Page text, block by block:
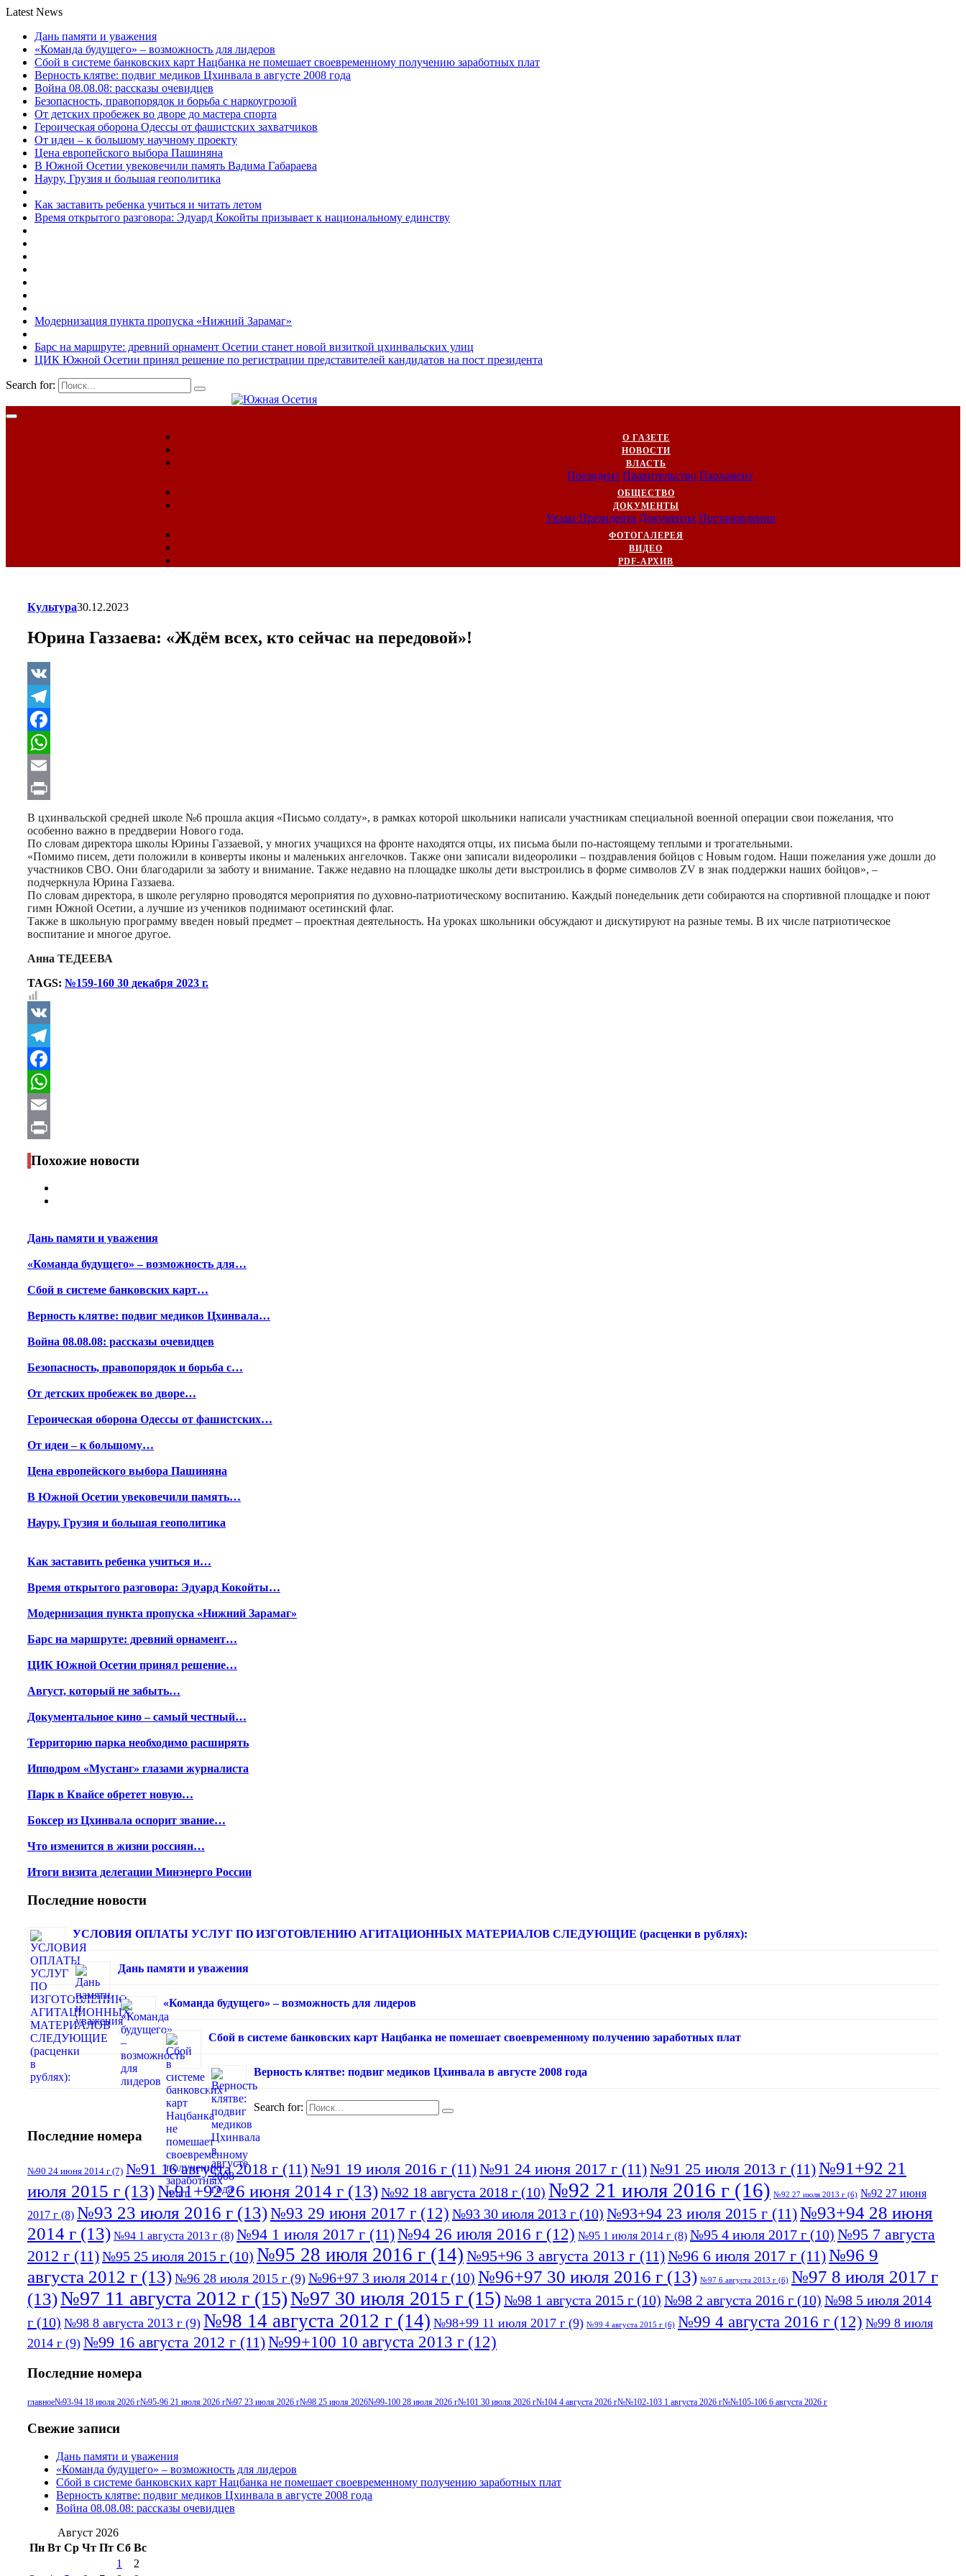
Latest News
Дань памяти и уважения
«Команда будущего» – возможность для лидеров
Сбой в системе банковских карт Нацбанка не помешает своевременному получению заработных плат
Верность клятве: подвиг медиков Цхинвала в августе 2008 года
Война 08.08.08: рассказы очевидцев
Безопасность, правопорядок и борьба с наркоугрозой
От детских пробежек во дворе до мастера спорта
Героическая оборона Одессы от фашистских захватчиков
От идеи – к большому научному проекту
Цена европейского выбора Пашиняна
В Южной Осетии увековечили память Вадима Габараева
Науру, Грузия и большая геополитика
Как заставить ребенка учиться и читать летом
Время открытого разговора: Эдуард Кокойты призывает к национальному единству
Модернизация пункта пропуска «Нижний Зарамаг»
Барс на маршруте: древний орнамент Осетии станет новой визиткой цхинвальских улиц
ЦИК Южной Осетии принял решение по регистрации представителей кандидатов на пост президента
Search for:
О ГАЗЕТЕ
НОВОСТИ
ВЛАСТЬ
Президент Правительство Парламент
ОБЩЕСТВО
ДОКУМЕНТЫ
Указы Президента Документы Постановления
ФОТОГАЛЕРЕЯ
ВИДЕО
PDF-АРХИВ
Культура30.12.2023
Юрина Газзаева: «Ждём всех, кто сейчас на передовой»!
VK
Telegram
Facebook
WhatsApp
Email
Print
В цхинвальской средней школе №6 прошла акция «Письмо солдату», в рамках которой школьники написали участникам специальной военной операции свои пожелания, что
особенно важно в преддверии Нового года.
По словам директора школы Юрины Газзаевой, у многих учащихся на фронте находятся отцы, их письма были по-настоящему теплыми и трогательными.
«Помимо писем, дети положили в конверты иконы и маленьких ангелочков. Также они записали видеоролики – поздравления бойцов с Новым годом. Наши пожелания уже дошли до
участников СВО. Они благодарили за заботу и внимание. Также недавно на площадке школы дети выстроились в форме символов ZV в знак поддержки наших бойцов», –
подчеркнула Юрина Газзаева.
По словам директора, в школе регулярно проводятся мероприятия по духовно-патриотическому воспитанию. Каждый понедельник дети собираются на спортивной площадке и поют
гимн Южной Осетии, а лучшие из учеников поднимают осетинский флаг.
Также в школьную программу введен новый предмет – проектная деятельность. На уроках школьники обсуждают и дискутируют на разные темы. В их числе патриотическое
воспитание и многое другое.
Анна ТЕДЕЕВА
TAGS: №159-160 30 декабря 2023 г.
VK
Telegram
Facebook
WhatsApp
Email
Print
Похожие новости
Дань памяти и уважения
«Команда будущего» – возможность для…
Сбой в системе банковских карт…
Верность клятве: подвиг медиков Цхинвала…
Война 08.08.08: рассказы очевидцев
Безопасность, правопорядок и борьба с…
От детских пробежек во дворе…
Героическая оборона Одессы от фашистских…
От идеи – к большому…
Цена европейского выбора Пашиняна
В Южной Осетии увековечили память…
Науру, Грузия и большая геополитика
Как заставить ребенка учиться и…
Время открытого разговора: Эдуард Кокойты…
Модернизация пункта пропуска «Нижний Зарамаг»
Барс на маршруте: древний орнамент…
ЦИК Южной Осетии принял решение…
Август, который не забыть…
Документальное кино – самый честный…
Территорию парка необходимо расширять
Ипподром «Мустанг» глазами журналиста
Парк в Квайсе обретет новую…
Боксер из Цхинвала оспорит звание…
Что изменится в жизни россиян…
Итоги визита делегации Минэнерго России
Последние новости
УСЛОВИЯ ОПЛАТЫ УСЛУГ ПО ИЗГОТОВЛЕНИЮ АГИТАЦИОННЫХ МАТЕРИАЛОВ СЛЕДУЮЩИЕ (расценки в рублях):
Дань памяти и уважения
«Команда будущего» – возможность для лидеров
Сбой в системе банковских карт Нацбанка не помешает своевременному получению заработных плат
Верность клятве: подвиг медиков Цхинвала в августе 2008 года
Search for:
Последние номера
№90 24 июня 2014 г (7) №91 16 августа 2018 г (11)№91 19 июля 2016 г (11)№91 24 июня 2017 г (11)№91 25 июля 2013 г (11)№91+92 21
июля 2015 г (13)№91+92 26 июня 2014 г (13)№92 18 августа 2018 г (10) №92 21 июля 2016 г (16) №92 27 июля 2013 г (6) №92 27 июня
2017 г (8) №93 23 июля 2016 г (13)№93 29 июня 2017 г (12) №93 30 июля 2013 г (10) №93+94 23 июля 2015 г (11)№93+94 28 июня
2014 г (13) №94 1 августа 2013 г (8) №94 1 июля 2017 г (11)№94 26 июля 2016 г (12) №95 1 июля 2014 г (8) №95 4 июля 2017 г (10) №95 7 августа
2012 г (11)№95 25 июля 2015 г (10) №95 28 июля 2016 г (14) №95+96 3 августа 2013 г (11)№96 6 июля 2017 г (11)№96 9
августа 2012 г (13) №96 28 июля 2015 г (9) №96+97 3 июля 2014 г (10) №96+97 30 июля 2016 г (13) №97 6 августа 2013 г (6) №97 8 июля 2017 г
(13)№97 11 августа 2012 г (15)№97 30 июля 2015 г (15) №98 1 августа 2015 г (10) №98 2 августа 2016 г (10) №98 5 июля 2014
г (10) №98 8 августа 2013 г (9) №98 14 августа 2012 г (14) №98+99 11 июля 2017 г (9) №99 4 августа 2015 г (6) №99 4 августа 2016 г (12) №99 8 июля
2014 г (9) №99 16 августа 2012 г (11)№99+100 10 августа 2013 г (12)
Последние номера
главное№93-94 18 июля 2026 г№95-96 21 июля 2026 г№97 23 июля 2026 г№98 25 июля 2026№99-100 28 июля 2026 г№101 30 июля 2026 г№104 4 августа 2026 г№№102-103 1 августа 2026 г№№105-106 6 августа 2026 г
Свежие записи
Дань памяти и уважения
«Команда будущего» – возможность для лидеров
Сбой в системе банковских карт Нацбанка не помешает своевременному получению заработных плат
Верность клятве: подвиг медиков Цхинвала в августе 2008 года
Война 08.08.08: рассказы очевидцев
Август 2026
Пн Вт Ср Чт Пт Сб Вс
1
2